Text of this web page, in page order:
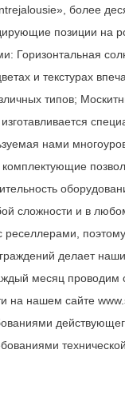
более
позиции на
Горизонтальная
и ​​текстурах
типов;
нами
сложности и в
делает
месяц проводим
нашем сайте